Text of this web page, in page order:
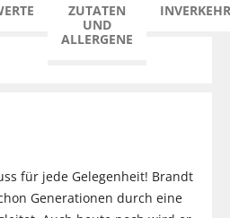
ZUTATEN
UND
ALLERGENE
für jede Gelegenheit! Brandt
Generationen durch eine